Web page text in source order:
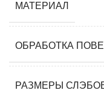
МАТЕРИАЛ
ОБРАБОТКА
РАЗМЕРЫ